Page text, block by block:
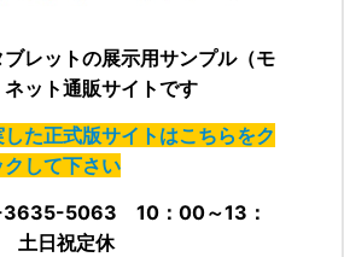
レットの展示用サンプル（モ
ット通販サイトです
た正式版サイトはこちらをク
クして下さい
5063 10：00～13：
日祝定休